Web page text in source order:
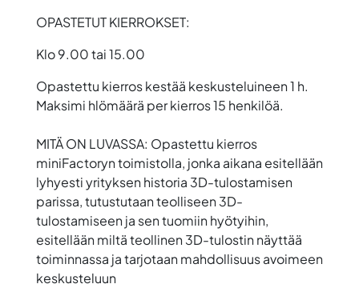
OPASTETUT KIERROKSET:
Klo 9.00 tai 15.00
Opastettu kierros kestää keskusteluineen 1 h.
Maksimi hlömäärä per kierros 15 henkilöä.
MITÄ ON LUVASSA: Opastettu kierros
miniFactoryn toimistolla, jonka aikana esitellään
lyhyesti yrityksen historia 3D-tulostamisen
parissa, tutustutaan teolliseen 3D-
tulostamiseen ja sen tuomiin hyötyihin,
esitellään miltä teollinen 3D-tulostin näyttää
toiminnassa ja tarjotaan mahdollisuus avoimeen
keskusteluun